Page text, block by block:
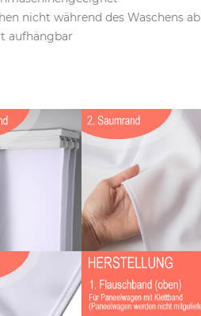
nicht während des Waschens ab
aufhängbar